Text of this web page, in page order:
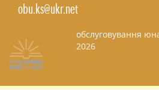
obu.ks@ukr.net
обслуговування
2026